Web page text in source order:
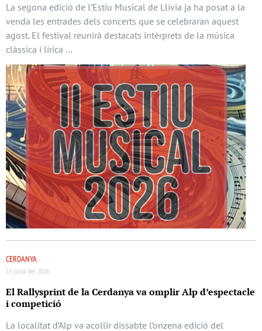
La segona edició de l’Estiu Musical de Llívia ja ha posat a la
venda les entrades dels concerts que se celebraran aquest
agost. El festival reunirà destacats intèrprets de la música
clàssica i lírica …
CERDANYA
13 juliol del 2026
El Rallysprint de la Cerdanya va omplir Alp d’espectacle
i competició
La localitat d’Alp va acollir dissabte l’onzena edició del